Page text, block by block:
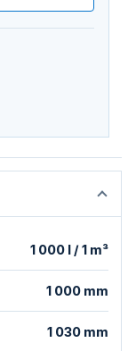
1 000 l / 1 m³
1 000 mm
1 030 mm